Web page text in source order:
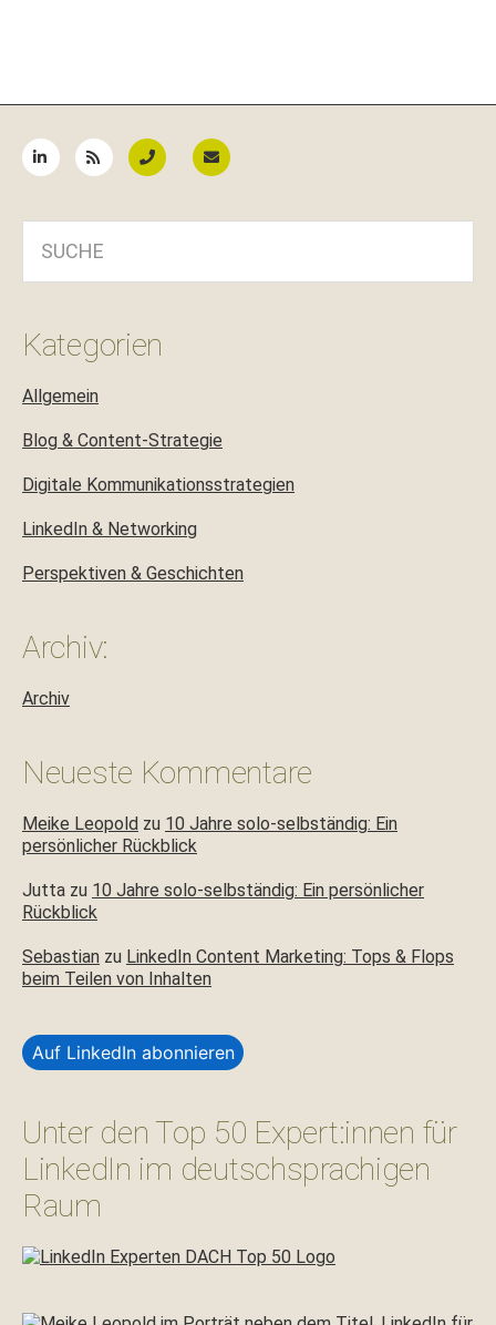
Kategorien
Allgemein
Blog & Content-Strategie
Digitale Kommunikationsstrategien
LinkedIn & Networking
Perspektiven & Geschichten
Archiv:
Archiv
Neueste Kommentare
Meike Leopold zu 10 Jahre solo-selbständig: Ein
persönlicher Rückblick
Jutta zu 10 Jahre solo-selbständig: Ein persönlicher
Rückblick
Sebastian zu LinkedIn Content Marketing: Tops & Flops
beim Teilen von Inhalten
Auf LinkedIn abonnieren
Unter den Top 50 Expert:innen für
LinkedIn im deutschsprachigen
Raum